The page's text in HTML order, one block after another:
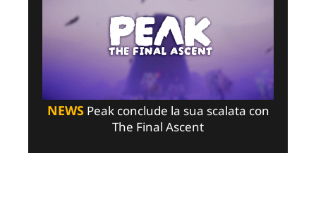
NEWSPeak conclude la sua scalata con
The Final Ascent